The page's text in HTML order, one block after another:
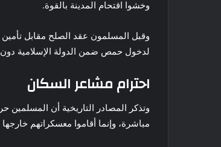
وخشوا اقتحام المدينة بالقوة.
وقبل المسلمون عقد الصلح مقابل تأمين
لدخول حمص ضمن الدولة الإسلامية
احترام مشاعر السكان
وتذكر المصادر التاريخية أن
مباشرة، وإنما أقاموا معسكراتهم